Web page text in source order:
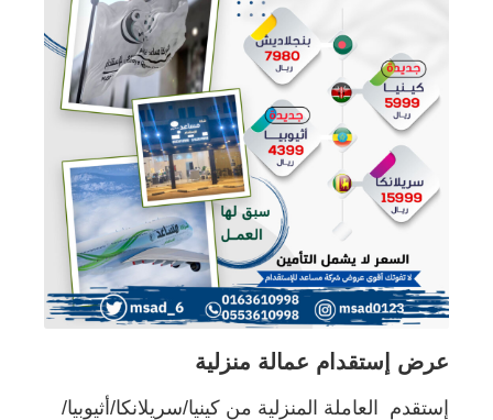
عرض إستقدام عمالة منزلية
إستقدم العاملة المنزلية من كينيا/سريلانكا/أثيوبيا/